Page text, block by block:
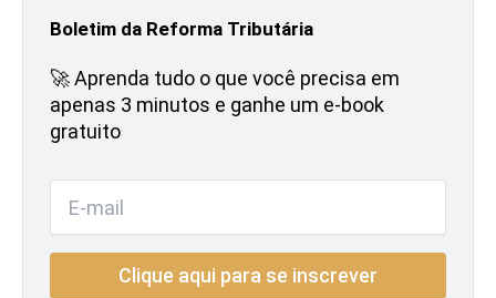
Boletim da Reforma Tributária
🚀 Aprenda tudo o que você precisa em
apenas 3 minutos e ganhe um e-book
gratuito